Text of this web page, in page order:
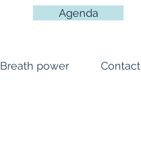
Breath power Contact
Agenda